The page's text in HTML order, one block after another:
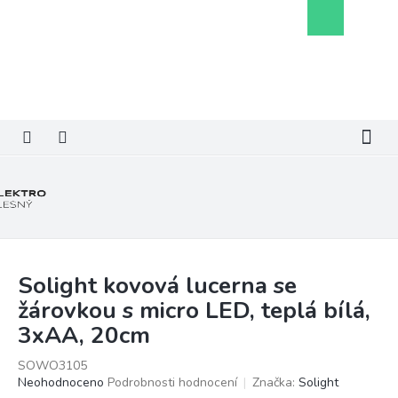
košík
Solight kovová lucerna se
žárovkou s micro LED, teplá bílá,
3xAA, 20cm
SOWO3105
Průměrné
Neohodnoceno Podrobnosti hodnocení Značka: Solight